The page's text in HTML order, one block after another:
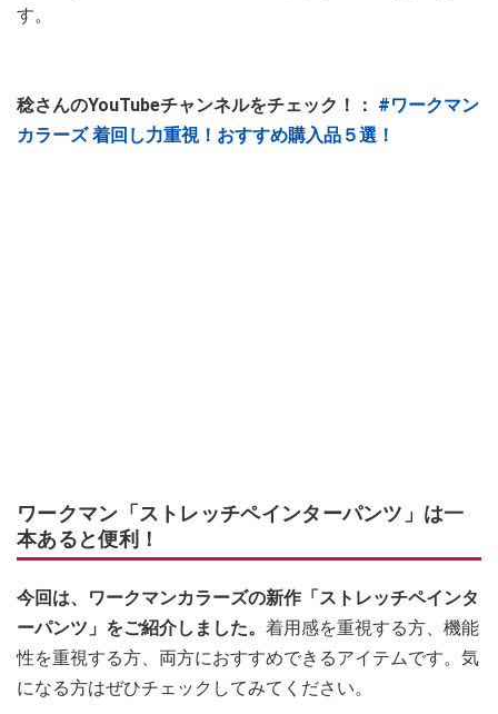
す。
稔さんのYouTubeチャンネルをチェック！： #ワークマン
カラーズ 着回し力重視！おすすめ購入品５選！
ワークマン「ストレッチペインターパンツ」は一
本あると便利！
今回は、ワークマンカラーズの新作「ストレッチペインタ
ーパンツ」をご紹介しました。 着用感を重視する方、機能
性を重視する方、両方におすすめできるアイテムです。気
になる方はぜひチェックしてみてください。